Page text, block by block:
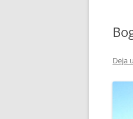
Deja